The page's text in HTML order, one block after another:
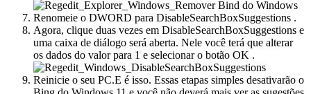
Renomeie o DWORD para DisableSearchBoxSuggestions .
Agora, clique duas vezes em DisableSearchBoxSuggestions e
uma caixa de diálogo será aberta. Nele você terá que alterar
os dados do valor para 1 e selecionar o botão OK .
Reinicie o seu PC.E é isso. Essas etapas simples desativarão o